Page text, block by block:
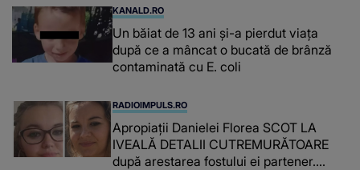
KANALD.RO
Un băiat de 13 ani și-a pierdut viața
după ce a mâncat o bucată de brânză
contaminată cu E. coli
RADIOIMPULS.RO
Apropiații Danielei Florea SCOT LA
IVEALĂ DETALII CUTREMURĂTOARE
după arestarea fostului ei partener.